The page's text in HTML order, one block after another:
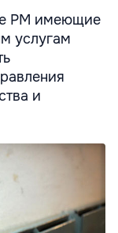
РМ имеющие
услугам
и